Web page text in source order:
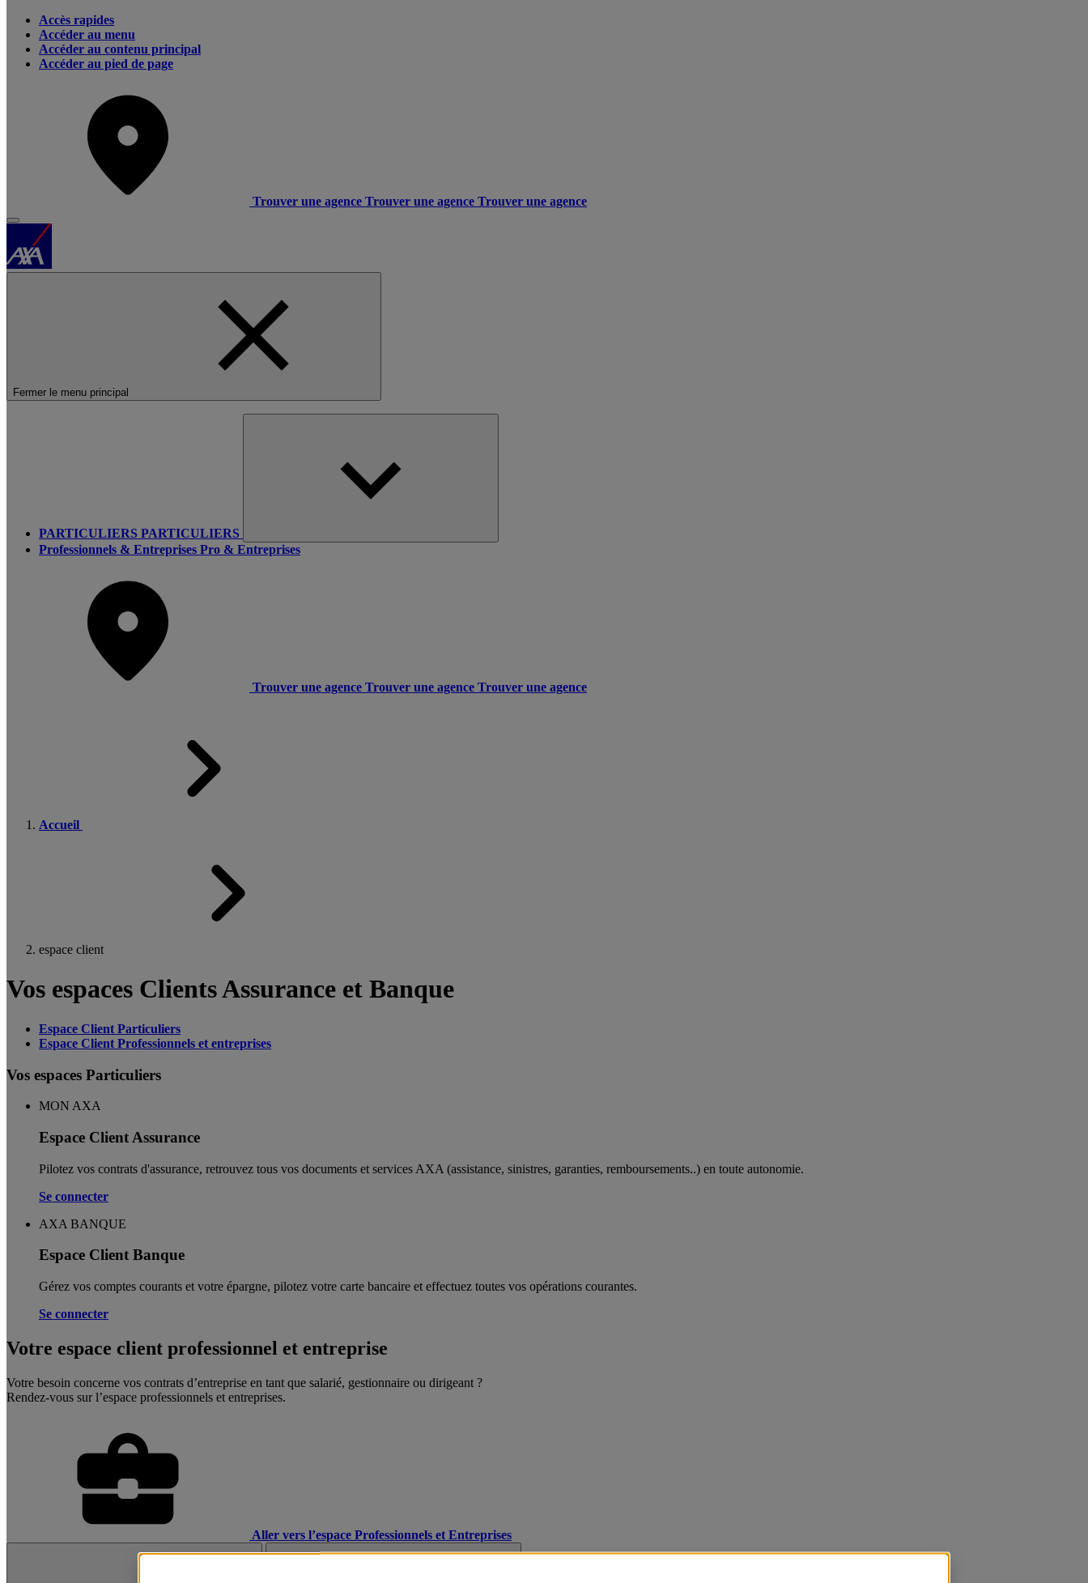
Accès rapides
Accéder au menu
Accéder au contenu principal
Accéder au pied de page
Trouver une agence Trouver une agence Trouver une agence
Fermer le menu principal
PARTICULIERS PARTICULIERS
Professionnels & Entreprises Pro & Entreprises
Trouver une agence Trouver une agence Trouver une agence
Accueil
espace client
Vos espaces Clients Assurance et Banque
Espace Client Particuliers
Espace Client Professionnels et entreprises
Vos espaces Particuliers
MON AXA
Espace Client Assurance
Pilotez vos contrats d'assurance, retrouvez tous vos documents et services AXA (assistance, sinistres, garanties, remboursements..) en toute autonomie. ​
Se connecter
AXA BANQUE
Espace Client Banque
Gérez vos comptes courants et votre épargne, pilotez votre carte bancaire et effectuez toutes vos opérations courantes.
Se connecter
Votre espace client professionnel et entreprise
Votre besoin concerne vos contrats d’entreprise en tant que salarié, gestionnaire ou dirigeant ?
Rendez-vous sur l’espace professionnels et entreprises.
Aller vers l’espace Professionnels et Entreprises